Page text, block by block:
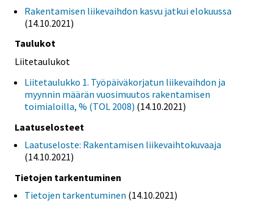
Rakentamisen liikevaihdon kasvu jatkui elokuussa
(14.10.2021)
Taulukot
Liitetaulukot
Liitetaulukko 1. Työpäiväkorjatun liikevaihdon ja
myynnin määrän vuosimuutos rakentamisen
toimialoilla, % (TOL 2008) (14.10.2021)
Laatuselosteet
Laatuseloste: Rakentamisen liikevaihtokuvaaja
(14.10.2021)
Tietojen tarkentuminen
Tietojen tarkentuminen (14.10.2021)